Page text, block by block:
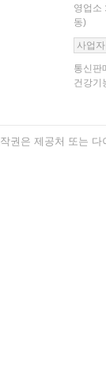
영업소
동)
사업
통신판
건강기
권은 제공처 또는